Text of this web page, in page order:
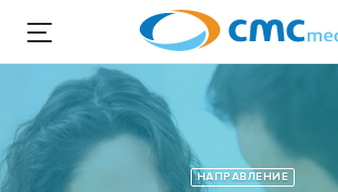
НАПРАВЛЕНИЕ